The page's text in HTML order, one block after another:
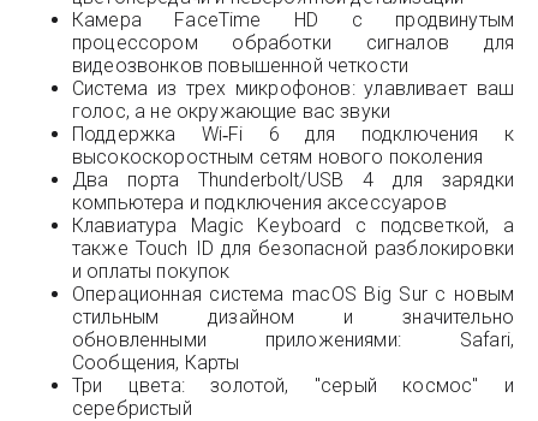
Камера FaceTime HD с продвинутым
процессором обработки сигналов для
видеозвонков повышенной четкости
Система из трех микрофонов: улавливает ваш
голос, а не окружающие вас звуки
Поддержка Wi‑Fi 6 для подключения к
высокоскоростным сетям нового поколения
Два порта Thunderbolt/USB 4 для зарядки
компьютера и подключения аксессуаров
Клавиатура Magic Keyboard с подсветкой, а
также Touch ID для безопасной разблокировки
и оплаты покупок
Операционная система macOS Big Sur с новым
стильным дизайном и значительно
обновленными приложениями: Safari,
Сообщения, Карты
Три цвета: золотой, "серый космос" и
серебристый